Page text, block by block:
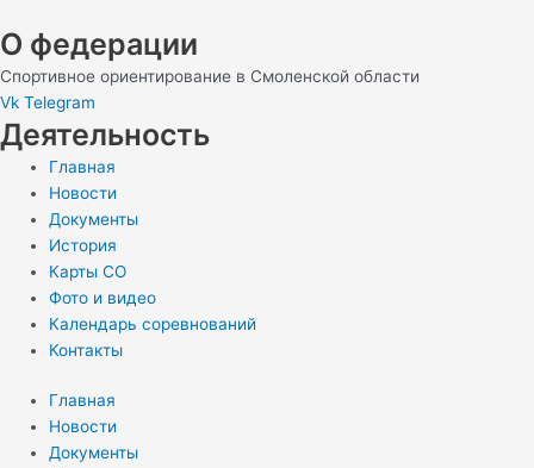
О федерации
Спортивное ориентирование в Смоленской области
Vk Telegram
Деятельность
Главная
Новости
Документы
История
Карты СО
Фото и видео
Календарь соревнований
Контакты
Главная
Новости
Документы